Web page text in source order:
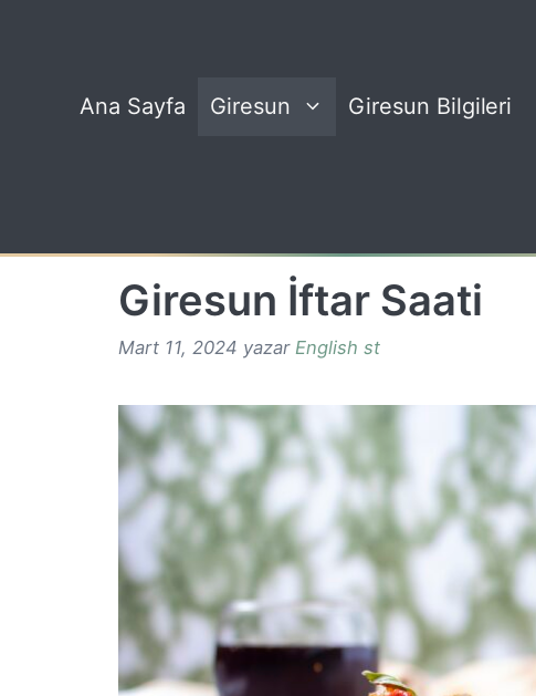
Ana Sayfa Giresun Giresun Bilgileri
Giresun İftar Saati
Mart 11, 2024 yazar English st